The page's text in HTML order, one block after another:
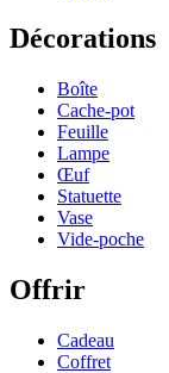
Décorations
Boîte
Cache-pot
Feuille
Lampe
Œuf
Statuette
Vase
Vide-poche
Offrir
Cadeau
Coffret